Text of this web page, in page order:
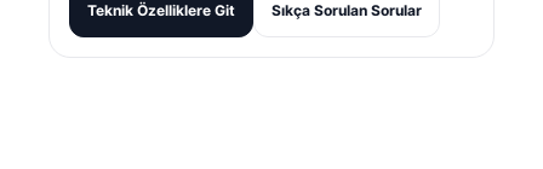
Teknik Özelliklere Git Sıkça Sorulan Sorular